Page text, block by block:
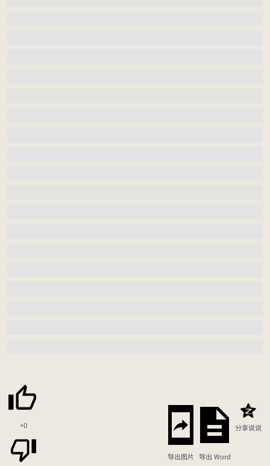
+0
导出图片 导出 Word
分享说说